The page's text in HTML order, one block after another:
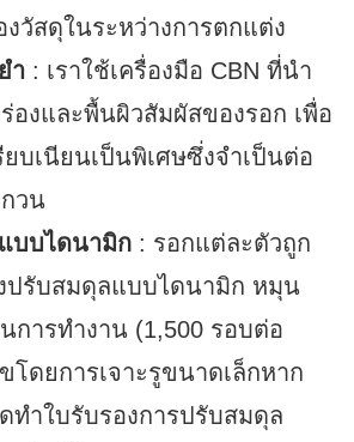
วัสดุในระหว่างการตกแต่ง
ำ : เราใช้เครื่องมือ CBN ที่นำ
องและพื้นผิวสัมผัสของรอก เพื่อ
บเนียนเป็นพิเศษซึ่งจำเป็นต่อ
วน
บบไดนามิก : รอกแต่ละตัวถูก
ปรับสมดุลแบบไดนามิก หมุน
การทำงาน (1,500 รอบต่อ
โดยการเจาะรูขนาดเล็กหาก
ทำใบรับรองการปรับสมดุล